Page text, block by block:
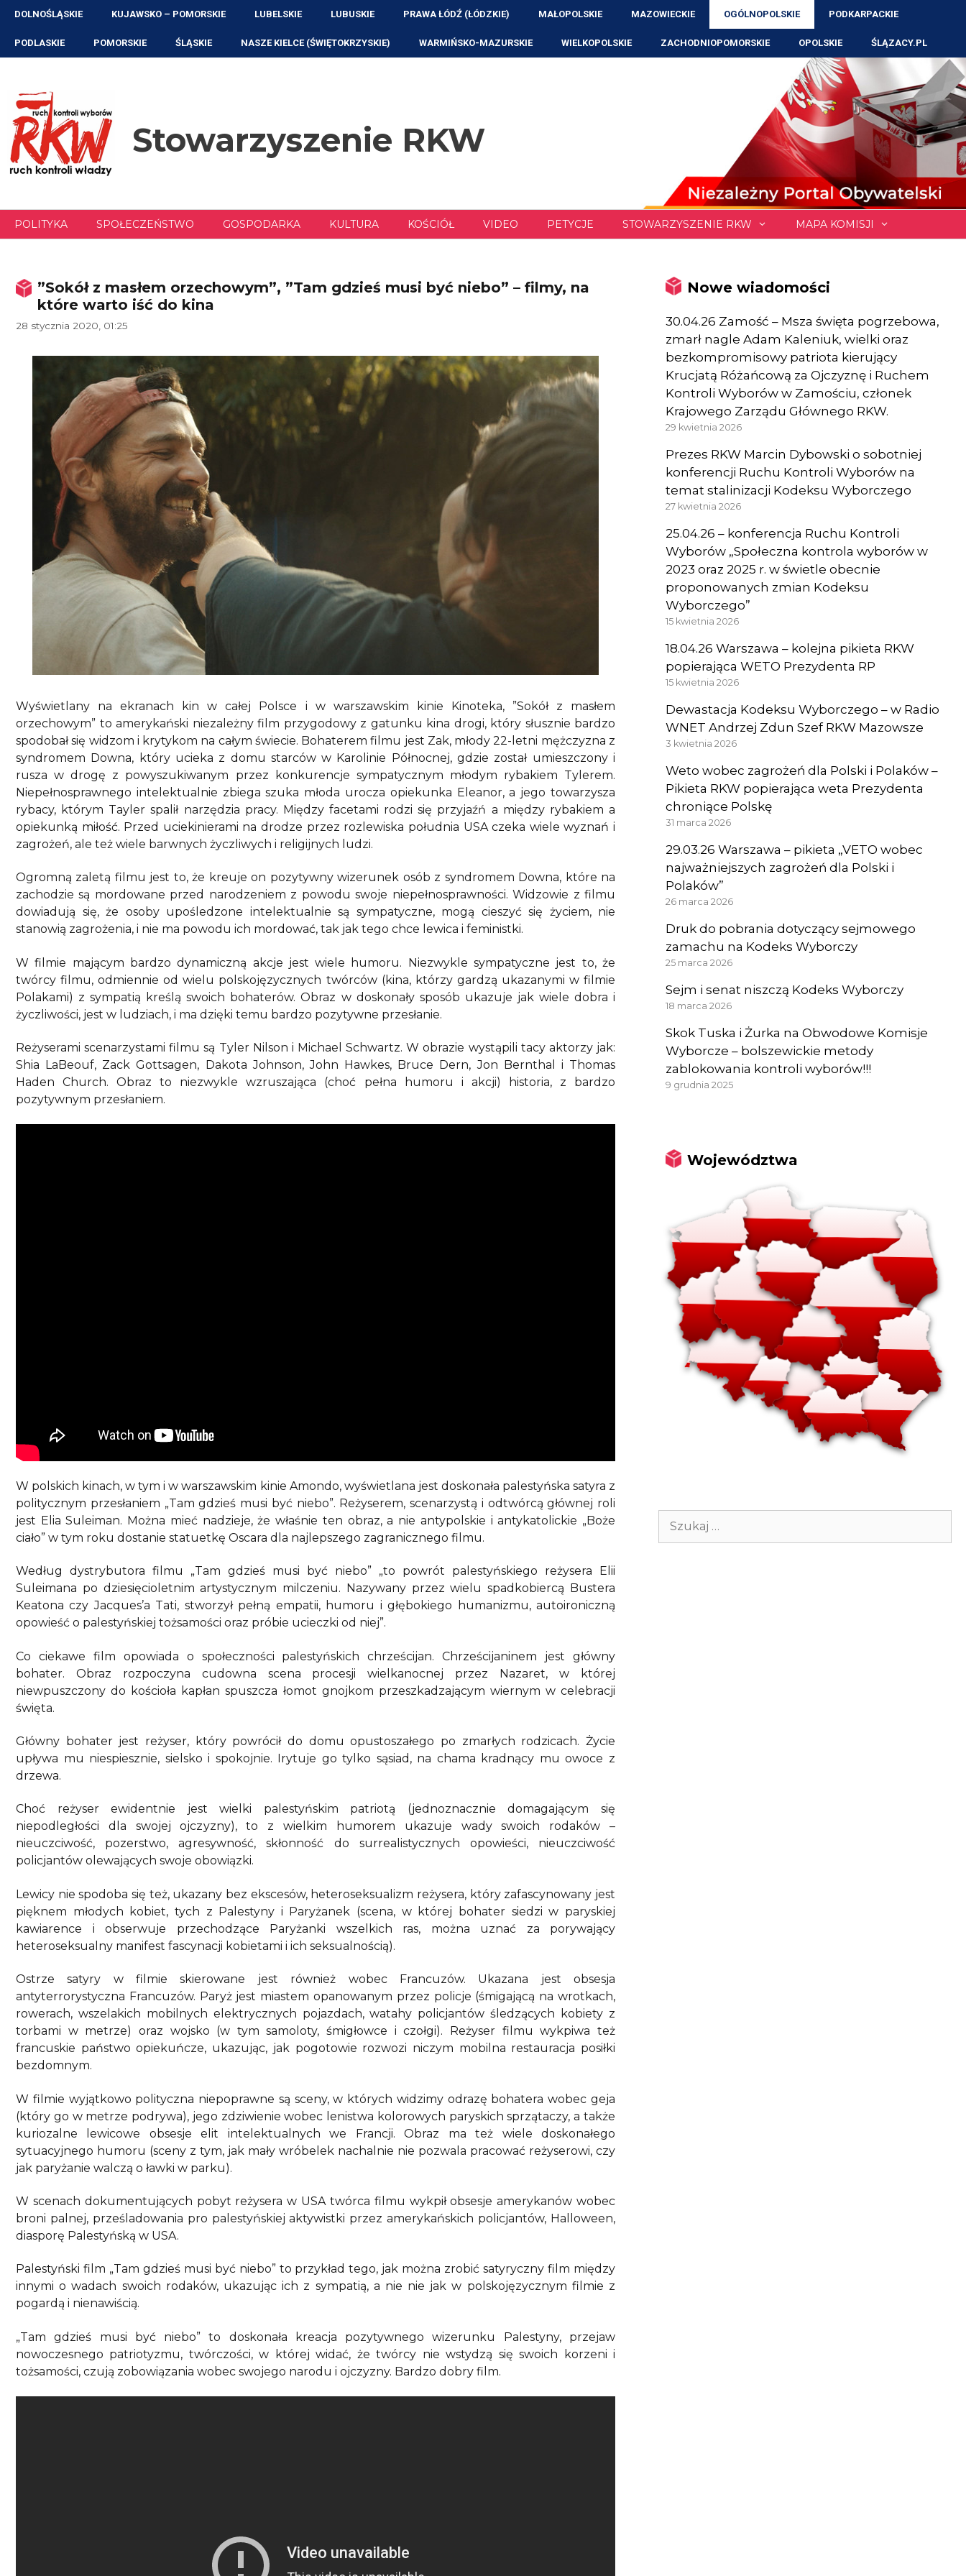
Przejdź
treści
DOLNOŚLĄSKIE KUJAWSKO – POMORSKIE LUBELSKIE LUBUSKIE PRAWA ŁÓDŹ (ŁÓDZKIE) MAŁOPOLSKIE MAZOWIECKIE OGÓLNOPOLSKIE PODKARPACKIE
PODLASKIE POMORSKIE ŚLĄSKIE NASZE KIELCE (ŚWIĘTOKRZYSKIE) WARMIŃSKO-MAZURSKIE WIELKOPOLSKIE ZACHODNIOPOMORSKIE OPOLSKIE ŚLĄZACY.PL
Stowarzyszenie RKW
POLITYKA SPOŁECZEŃSTWO GOSPODARKA KULTURA KOŚCIÓŁ VIDEO PETYCJE STOWARZYSZENIE RKW MAPA KOMISJI
”Sokół z masłem orzechowym”, ”Tam gdzieś musi być niebo” – filmy, na
które warto iść do kina
28 stycznia 2020, 01:25
Wyświetlany na ekranach kin w całej Polsce i w warszawskim kinie Kinoteka, ”Sokół z masłem
orzechowym” to amerykański niezależny film przygodowy z gatunku kina drogi, który słusznie bardzo
spodobał się widzom i krytykom na całym świecie. Bohaterem filmu jest Zak, młody 22-letni mężczyzna z
syndromem Downa, który ucieka z domu starców w Karolinie Północnej, gdzie został umieszczony i
rusza w drogę z powyszukiwanym przez konkurencje sympatycznym młodym rybakiem Tylerem.
Niepełnosprawnego intelektualnie zbiega szuka młoda urocza opiekunka Eleanor, a jego towarzysza
rybacy, którym Tayler spalił narzędzia pracy. Między facetami rodzi się przyjaźń a między rybakiem a
opiekunką miłość. Przed uciekinierami na drodze przez rozlewiska południa USA czeka wiele wyznań i
zagrożeń, ale też wiele barwnych życzliwych i religijnych ludzi.
Ogromną zaletą filmu jest to, że kreuje on pozytywny wizerunek osób z syndromem Downa, które na
zachodzie są mordowane przed narodzeniem z powodu swoje niepełnosprawności. Widzowie z filmu
dowiadują się, że osoby upośledzone intelektualnie są sympatyczne, mogą cieszyć się życiem, nie
stanowią zagrożenia, i nie ma powodu ich mordować, tak jak tego chce lewica i feministki.
W filmie mającym bardzo dynamiczną akcje jest wiele humoru. Niezwykle sympatyczne jest to, że
twórcy filmu, odmiennie od wielu polskojęzycznych twórców (kina, którzy gardzą ukazanymi w filmie
Polakami) z sympatią kreślą swoich bohaterów. Obraz w doskonały sposób ukazuje jak wiele dobra i
życzliwości, jest w ludziach, i ma dzięki temu bardzo pozytywne przesłanie.
Reżyserami scenarzystami filmu są Tyler Nilson i Michael Schwartz. W obrazie wystąpili tacy aktorzy jak:
Shia LaBeouf, Zack Gottsagen, Dakota Johnson, John Hawkes, Bruce Dern, Jon Bernthal i Thomas
Haden Church. Obraz to niezwykle wzruszająca (choć pełna humoru i akcji) historia, z bardzo
pozytywnym przesłaniem.
W polskich kinach, w tym i w warszawskim kinie Amondo, wyświetlana jest doskonała palestyńska satyra z
politycznym przesłaniem „Tam gdzieś musi być niebo”. Reżyserem, scenarzystą i odtwórcą głównej roli
jest Elia Suleiman. Można mieć nadzieje, że właśnie ten obraz, a nie antypolskie i antykatolickie „Boże
ciało” w tym roku dostanie statuetkę Oscara dla najlepszego zagranicznego filmu.
Według dystrybutora filmu „Tam gdzieś musi być niebo” „to powrót palestyńskiego reżysera Elii
Suleimana po dziesięcioletnim artystycznym milczeniu. Nazywany przez wielu spadkobiercą Bustera
Keatona czy Jacques’a Tati, stworzył pełną empatii, humoru i głębokiego humanizmu, autoironiczną
opowieść o palestyńskiej tożsamości oraz próbie ucieczki od niej”.
Co ciekawe film opowiada o społeczności palestyńskich chrześcijan. Chrześcijaninem jest główny
bohater. Obraz rozpoczyna cudowna scena procesji wielkanocnej przez Nazaret, w której
niewpuszczony do kościoła kapłan spuszcza łomot gnojkom przeszkadzającym wiernym w celebracji
święta.
Główny bohater jest reżyser, który powrócił do domu opustoszałego po zmarłych rodzicach. Życie
upływa mu niespiesznie, sielsko i spokojnie. Irytuje go tylko sąsiad, na chama kradnący mu owoce z
drzewa.
Choć reżyser ewidentnie jest wielki palestyńskim patriotą (jednoznacznie domagającym się
niepodległości dla swojej ojczyzny), to z wielkim humorem ukazuje wady swoich rodaków –
nieuczciwość, pozerstwo, agresywność, skłonność do surrealistycznych opowieści, nieuczciwość
policjantów olewających swoje obowiązki.
Lewicy nie spodoba się też, ukazany bez ekscesów, heteroseksualizm reżysera, który zafascynowany jest
pięknem młodych kobiet, tych z Palestyny i Paryżanek (scena, w której bohater siedzi w paryskiej
kawiarence i obserwuje przechodzące Paryżanki wszelkich ras, można uznać za porywający
heteroseksualny manifest fascynacji kobietami i ich seksualnością).
Ostrze satyry w filmie skierowane jest również wobec Francuzów. Ukazana jest obsesja
antyterrorystyczna Francuzów. Paryż jest miastem opanowanym przez policje (śmigającą na wrotkach,
rowerach, wszelakich mobilnych elektrycznych pojazdach, watahy policjantów śledzących kobiety z
torbami w metrze) oraz wojsko (w tym samoloty, śmigłowce i czołgi). Reżyser filmu wykpiwa też
francuskie państwo opiekuńcze, ukazując, jak pogotowie rozwozi niczym mobilna restauracja posiłki
bezdomnym.
W filmie wyjątkowo polityczna niepoprawne są sceny, w których widzimy odrazę bohatera wobec geja
(który go w metrze podrywa), jego zdziwienie wobec lenistwa kolorowych paryskich sprzątaczy, a także
kuriozalne lewicowe obsesje elit intelektualnych we Francji. Obraz ma też wiele doskonałego
sytuacyjnego humoru (sceny z tym, jak mały wróbelek nachalnie nie pozwala pracować reżyserowi, czy
jak paryżanie walczą o ławki w parku).
W scenach dokumentujących pobyt reżysera w USA twórca filmu wykpił obsesje amerykanów wobec
broni palnej, prześladowania pro palestyńskiej aktywistki przez amerykańskich policjantów, Halloween,
diasporę Palestyńską w USA.
Palestyński film „Tam gdzieś musi być niebo” to przykład tego, jak można zrobić satyryczny film między
innymi o wadach swoich rodaków, ukazując ich z sympatią, a nie nie jak w polskojęzycznym filmie z
pogardą i nienawiścią.
„Tam gdzieś musi być niebo” to doskonała kreacja pozytywnego wizerunku Palestyny, przejaw
nowoczesnego patriotyzmu, twórczości, w której widać, że twórcy nie wstydzą się swoich korzeni i
tożsamości, czują zobowiązania wobec swojego narodu i ojczyzny. Bardzo dobry film.
Nowe wiadomości
30.04.26 Zamość – Msza święta pogrzebowa,
zmarł nagle Adam Kaleniuk, wielki oraz
bezkompromisowy patriota kierujący
Krucjatą Różańcową za Ojczyznę i Ruchem
Kontroli Wyborów w Zamościu, członek
Krajowego Zarządu Głównego RKW.
29 kwietnia 2026
Prezes RKW Marcin Dybowski o sobotniej
konferencji Ruchu Kontroli Wyborów na
temat stalinizacji Kodeksu Wyborczego
27 kwietnia 2026
25.04.26 – konferencja Ruchu Kontroli
Wyborów „Społeczna kontrola wyborów w
2023 oraz 2025 r. w świetle obecnie
proponowanych zmian Kodeksu
Wyborczego”
15 kwietnia 2026
18.04.26 Warszawa – kolejna pikieta RKW
popierająca WETO Prezydenta RP
15 kwietnia 2026
Dewastacja Kodeksu Wyborczego – w Radio
WNET Andrzej Zdun Szef RKW Mazowsze
3 kwietnia 2026
Weto wobec zagrożeń dla Polski i Polaków –
Pikieta RKW popierająca weta Prezydenta
chroniące Polskę
31 marca 2026
29.03.26 Warszawa – pikieta „VETO wobec
najważniejszych zagrożeń dla Polski i
Polaków”
26 marca 2026
Druk do pobrania dotyczący sejmowego
zamachu na Kodeks Wyborczy
25 marca 2026
Sejm i senat niszczą Kodeks Wyborczy
18 marca 2026
Skok Tuska i Żurka na Obwodowe Komisje
Wyborcze – bolszewickie metody
zablokowania kontroli wyborów!!!
9 grudnia 2025
Województwa
Szukaj: